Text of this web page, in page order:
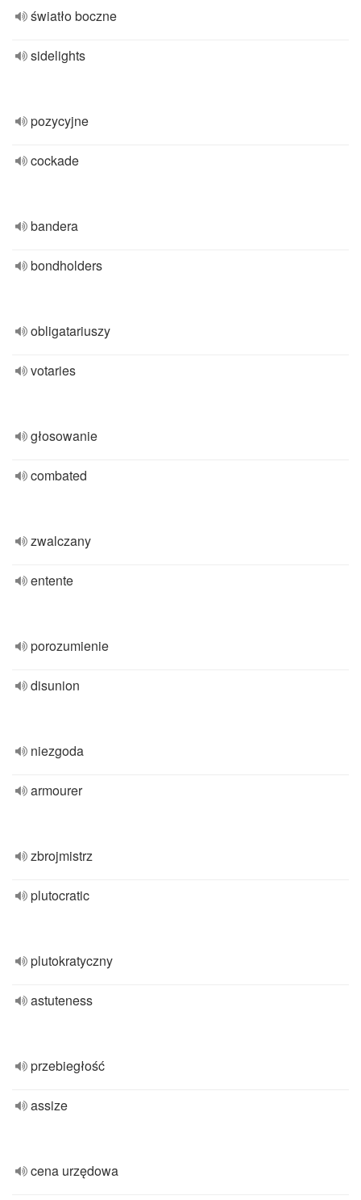
światło boczne
sidelights
pozycyjne
cockade
bandera
bondholders
obligatariuszy
votaries
głosowanie
combated
zwalczany
entente
porozumienie
disunion
niezgoda
armourer
zbrojmistrz
plutocratic
plutokratyczny
astuteness
przebiegłość
assize
cena urzędowa